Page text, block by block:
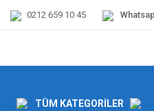
0212 659 10 45
TÜM KATEGORİLER